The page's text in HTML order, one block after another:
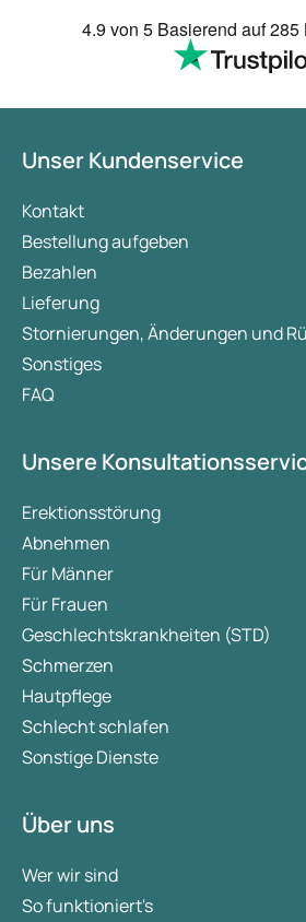
4.9 von 5 Basierend auf285
Unser Kundenservice
Kontakt
Bestellung aufgeben
Bezahlen
Lieferung
Stornierungen, Änderungen und
Sonstiges
FAQ
Unsere
Erektionsstörung
Abnehmen
Für Männer
Für Frauen
Geschlechtskrankheiten (STD)
Schmerzen
Hautpflege
Schlecht schlafen
Sonstige Dienste
Über uns
Wer wir sind
So funktioniert's